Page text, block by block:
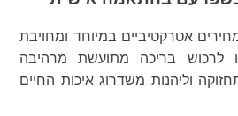
אטרקטיביים במיוחד ומחויבת
לרכוש בריכה מתועשת מרהיבה
וליהנות משדרוג איכות החיים